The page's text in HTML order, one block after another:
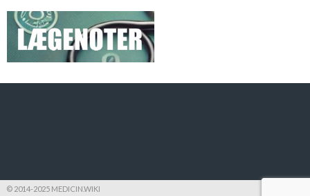
© 2014-2025 MEDICIN.WIKI